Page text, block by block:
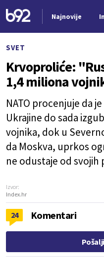
Najnovije
SVET
Krvoproliće:
1,4 miliona
NATO procenjuje da
Ukrajine do sada
vojnika, dok u
da Moskva, uprkos
ne odustaje od
Izvor:
Index.hr
24 Komentari